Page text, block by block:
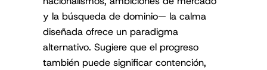
y la búsqueda de dominio— la calma
diseñada ofrece un paradigma
alternativo. Sugiere que el progreso
también puede significar contención,